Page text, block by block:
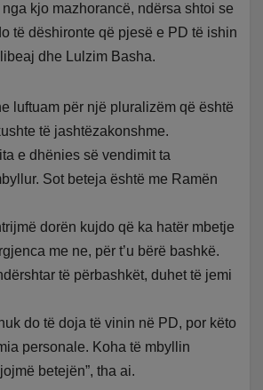
kjo mazhorancë, ndërsa shtoi se
të dëshironte që pjesë e PD të ishin
dhe Lulzim Basha.
luftuam për një pluralizëm që është
të jashtëzakonshme.
e dhënies së vendimit ta
Sot beteja është me Ramën
dorën kujdo që ka hatër mbetje
me ne, për t’u bërë bashkë.
të përbashkët, duhet të jemi
do të doja të vinin në PD, por këto
personale. Koha të mbyllin
betejën”, tha ai.